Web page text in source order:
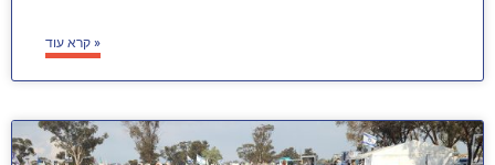
קרא עוד »